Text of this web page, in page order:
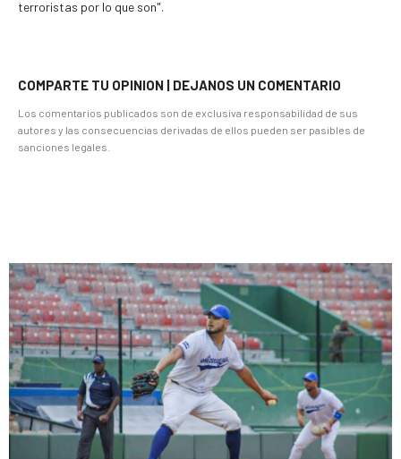
terroristas por lo que son".
COMPARTE TU OPINION | DEJANOS UN COMENTARIO
Los comentarios publicados son de exclusiva responsabilidad de sus
autores y las consecuencias derivadas de ellos pueden ser pasibles de
sanciones legales.